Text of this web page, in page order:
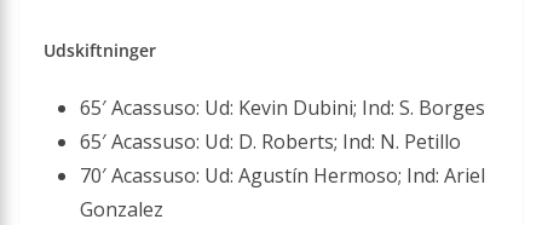
Udskiftninger
65′ Acassuso: Ud: Kevin Dubini; Ind: S. Borges
65′ Acassuso: Ud: D. Roberts; Ind: N. Petillo
70′ Acassuso: Ud: Agustín Hermoso; Ind: Ariel
Gonzalez